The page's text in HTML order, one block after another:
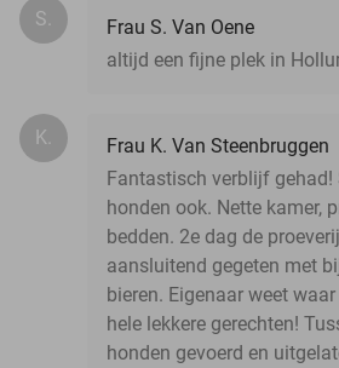
S.
Frau S. Van Oene
altijd een fijne plek in
K.
Frau K. Van Steenbruggen
Fantastisch verblijf gehad!
honden ook. Nette kamer,
bedden. 2e dag de
aansluitend gegeten met
bieren. Eigenaar weet
hele lekkere gerechten!
honden gevoerd en